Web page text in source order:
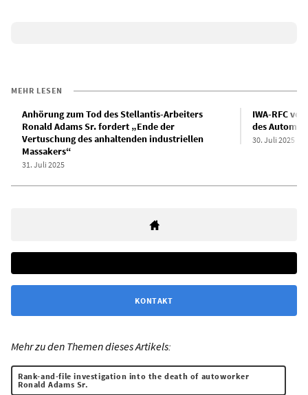
MEHR LESEN
Anhörung zum Tod des Stellantis-Arbeiters
Ronald Adams Sr. fordert „Ende der
Vertuschung des anhaltenden industriellen
Massakers“
31. Juli 2025
IWA-RFC
des
30. Juli 2025
KONTAKT
Mehr zu den Themen dieses Artikels:
Rank-and-file investigation into the death of autoworker
Ronald Adams Sr.